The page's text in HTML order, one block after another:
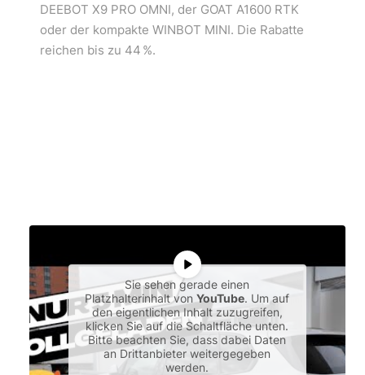
DEEBOT X9 PRO OMNI, der GOAT A1600 RTK
oder der kompakte WINBOT MINI. Die Rabatte
reichen bis zu 44 %.
Sie sehen gerade einen
Platzhalterinhalt vonYouTube. Um auf
den eigentlichen Inhalt zuzugreifen,
klicken Sie auf die Schaltfläche unten.
Bitte beachten Sie, dass dabei Daten
an Drittanbieter weitergegeben
werden.